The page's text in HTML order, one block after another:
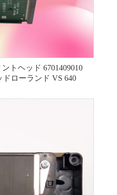
トヘッド 6701409010
ローランド VS 640